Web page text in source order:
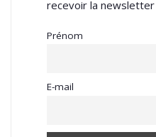
recevoir la newsletter
Prénom
E-mail